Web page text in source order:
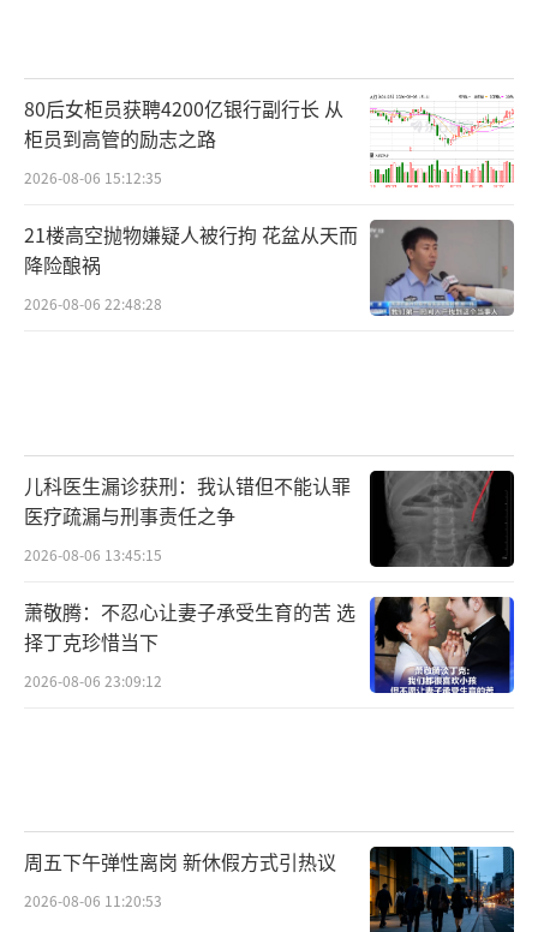
80后女柜员获聘4200亿银行副行长 从
柜员到高管的励志之路
2026-08-06 15:12:35
21楼高空抛物嫌疑人被行拘 花盆从天而
降险酿祸
2026-08-06 22:48:28
儿科医生漏诊获刑：我认错但不能认罪
医疗疏漏与刑事责任之争
2026-08-06 13:45:15
萧敬腾：不忍心让妻子承受生育的苦 选
择丁克珍惜当下
2026-08-06 23:09:12
周五下午弹性离岗 新休假方式引热议
2026-08-06 11:20:53